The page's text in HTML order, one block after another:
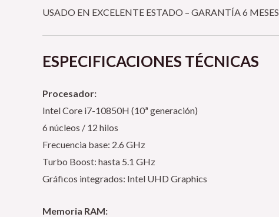
USADO EN EXCELENTE ESTADO – GARANTÍA 6 MESES
ESPECIFICACIONES TÉCNICAS
Procesador:
Intel Core i7-10850H (10ª generación)
6 núcleos / 12 hilos
Frecuencia base: 2.6 GHz
Turbo Boost: hasta 5.1 GHz
Gráficos integrados: Intel UHD Graphics
Memoria RAM: